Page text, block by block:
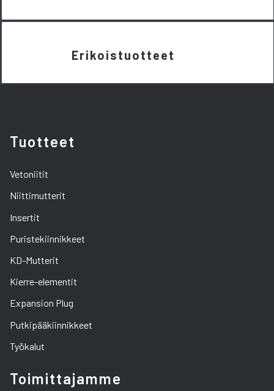
Erikoistuotteet
Tuotteet
Vetoniitit
Niittimutterit
Insertit
Puristekiinnikkeet
KD-Mutterit
Kierre-elementit
Expansion Plug
Putkipääkiinnikkeet
Työkalut
Toimittajamme